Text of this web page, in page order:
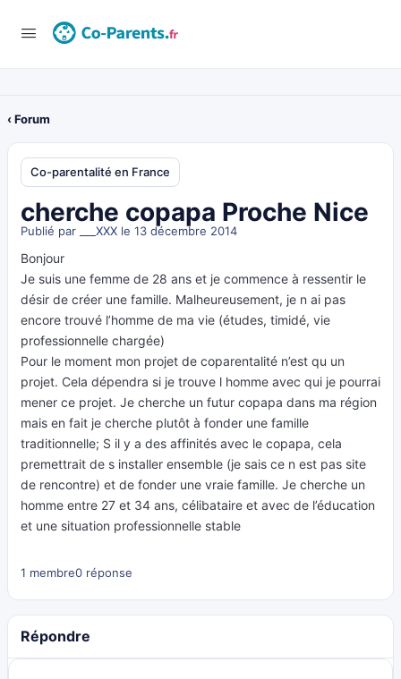
‹ Forum
Co-parentalité en France
cherche copapa Proche Nice
Publié par ___XXX le 13 décembre 2014
Bonjour
Je suis une femme de 28 ans et je commence à ressentir le
désir de créer une famille. Malheureusement, je n ai pas
encore trouvé l’homme de ma vie (études, timidé, vie
professionnelle chargée)
Pour le moment mon projet de coparentalité n’est qu un
projet. Cela dépendra si je trouve l homme avec qui je pourrai
mener ce projet. Je cherche un futur copapa dans ma région
mais en fait je cherche plutôt à fonder une famille
traditionnelle; S il y a des affinités avec le copapa, cela
premettrait de s installer ensemble (je sais ce n est pas site
de rencontre) et de fonder une vraie famille. Je cherche un
homme entre 27 et 34 ans, célibataire et avec de l’éducation
et une situation professionnelle stable
1 membre0 réponse
Répondre